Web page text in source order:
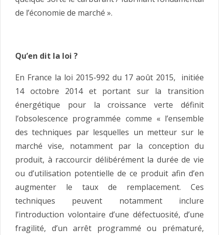
de l’économie de marché ».
Qu’en dit la loi ?
En France la loi 2015-992 du 17 août 2015, initiée
14 octobre 2014 et portant sur la transition
énergétique pour la croissance verte définit
l’obsolescence programmée comme « l’ensemble
des techniques par lesquelles un metteur sur le
marché vise, notamment par la conception du
produit, à raccourcir délibérément la durée de vie
ou d’utilisation potentielle de ce produit afin d’en
augmenter le taux de remplacement. Ces
techniques peuvent notamment inclure
l’introduction volontaire d’une défectuosité, d’une
fragilité, d’un arrêt programmé ou prématuré,